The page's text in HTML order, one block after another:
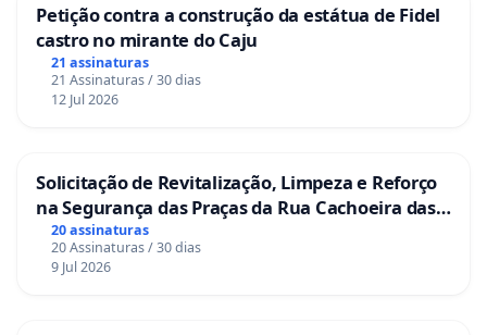
Petição contra a construção da estátua de Fidel
castro no mirante do Caju
21 assinaturas
21 Assinaturas / 30 dias
12 Jul 2026
Solicitação de Revitalização, Limpeza e Reforço
na Segurança das Praças da Rua Cachoeira das
Sete Ilhas
20 assinaturas
20 Assinaturas / 30 dias
9 Jul 2026